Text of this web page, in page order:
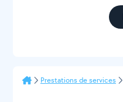
Prestations de services